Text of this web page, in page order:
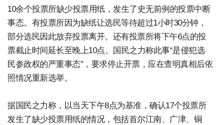
10余个投票所缺少投票用纸，发生了史无前例的投票中断
事态。有投票所因为缺纸让选民等待超过1小时30分钟，
部分选民因此放弃投票离开。还有投票所将下午6点的投
票截止时间延长至晚上10点。国民之力称此事“是侵犯选
民参政权的严重事态”，要求停止开票，应在查明真相后依
照情况重新选举。
据国民之力称，以当天下午8点为基准，确认17个投票所
发生了缺少投票用纸的情况，包括首尔江南、广津、铜